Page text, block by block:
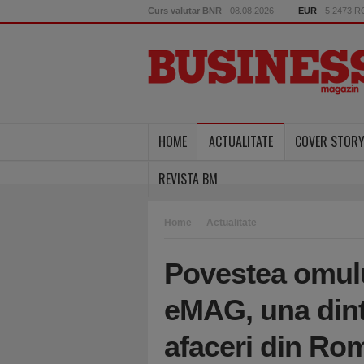
Curs valutar BNR - 08.08.2026 EUR - 5.2473
HOME ACTUALITATE
COVER STORY
REVISTA BM
Home Actualitate
Povestea
eMAG, una
afaceri din